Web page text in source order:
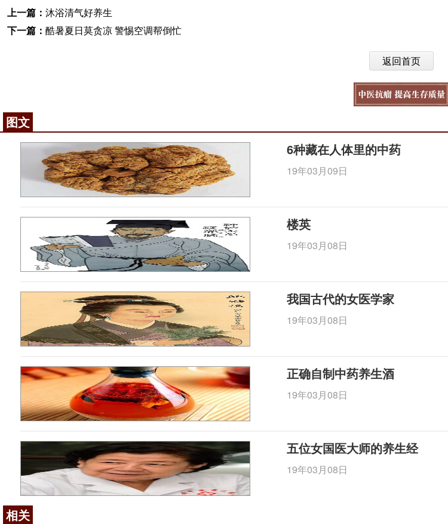
上一篇： 沐浴清气好养生
下一篇： 酷暑夏日莫贪凉 警惕空调帮倒忙
返回首页
图文
6种藏在人体里的中药
19年03月09日
楼英
19年03月08日
我国古代的女医学家
19年03月08日
正确自制中药养生酒
19年03月08日
五位女国医大师的养生经
19年03月08日
相关